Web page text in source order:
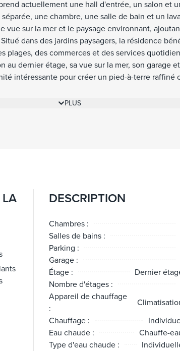
actuellement une hall d'entrée, un salon et
une chambre, une salle de bain et un
vue sur la mer et le paysage environnant,
dans des jardins paysagers, la résidence
plages, des commerces et des services
au dernier étage, sa vue sur la mer, son garage
intéressante pour créer un pied-à-terre raffiné
PLUS
DESCRIPTION
Chambres :
Salles de bains :
Parking :
Garage :
Étage :
Dernier
Nombre d'étages :
Appareil de chauffage
:
Chauffage :
Eau chaude :
Chauffe-
Type d'eau chaude :